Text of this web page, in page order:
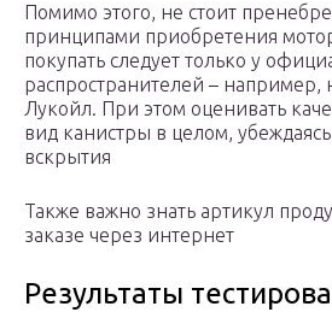
Помимо этого, не стоит
принципами приобретения
покупать следует только у
распространителей – например,
Лукойл. При этом оценивать
вид канистры в целом,
вскрытия
Также важно знать артикул
заказе через интернет
Результаты